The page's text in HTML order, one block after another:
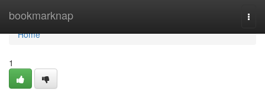
bookmarknap
Home
Home
1